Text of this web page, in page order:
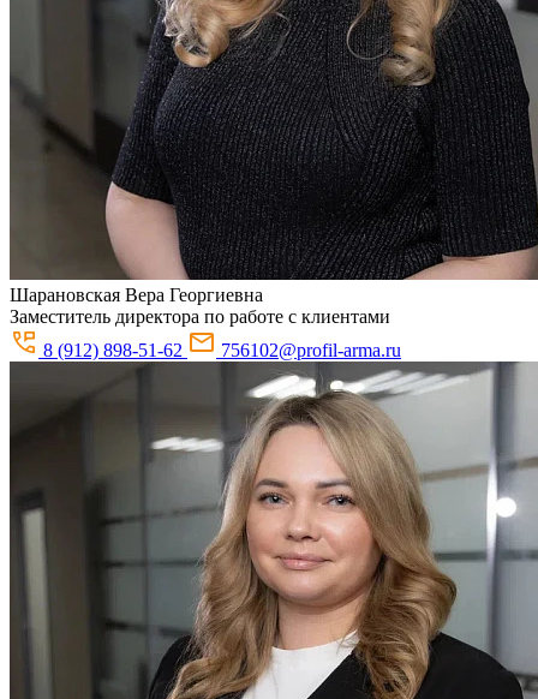
Шарановская Вера Георгиевна
Заместитель директора по работе с клиентами
8 (912) 898-51-62
756102@profil-arma.ru